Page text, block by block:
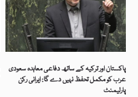
پاکستان اور ترکیہ کے ساتھ دفاعی معاہدہ سعودی
عرب کو مکمل تحفظ نہیں دے گا: ایرانی رکن
پارلیمنٹ